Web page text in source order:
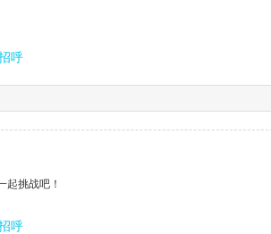
呼
起挑战吧！
呼